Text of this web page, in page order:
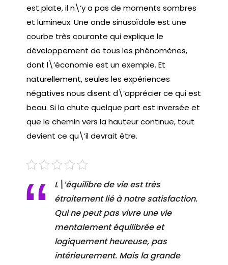
est plate, il n\’y a pas de moments sombres
et lumineux. Une onde sinusoïdale est une
courbe très courante qui explique le
développement de tous les phénomènes,
dont l\’économie est un exemple. Et
naturellement, seules les expériences
négatives nous disent d\’apprécier ce qui est
beau. Si la chute quelque part est inversée et
que le chemin vers la hauteur continue, tout
devient ce qu\’il devrait être.
L\’équilibre de vie est très
étroitement lié à notre satisfaction.
Qui ne peut pas vivre une vie
mentalement équilibrée et
logiquement heureuse, pas
intérieurement. Mais la grande